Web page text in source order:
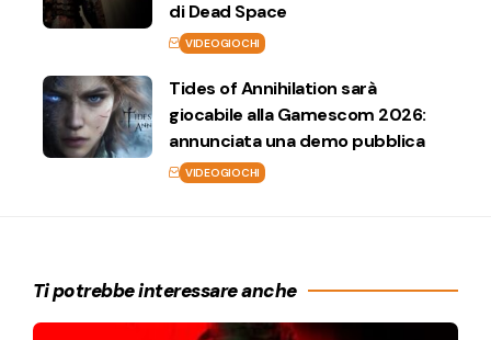
di Dead Space
VIDEOGIOCHI
Tides of Annihilation sarà
giocabile alla Gamescom 2026:
annunciata una demo pubblica
VIDEOGIOCHI
Ti potrebbe interessare anche